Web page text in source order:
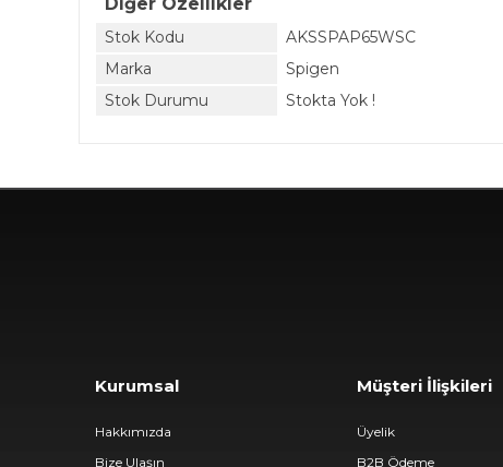
Stok Kodu
AKSSPAP65WSC
Marka
Spigen
Stok Durumu
Stokta Yok !
Kurumsal
Hakkımızda
Bize Ulaşın
Müşteri İlişkileri
Üyelik
B2B Ödeme